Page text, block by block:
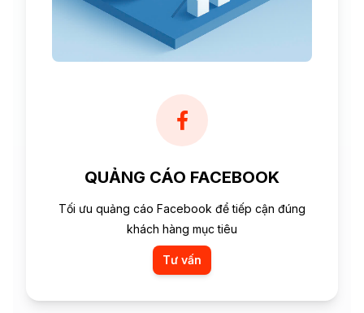
QUẢNG CÁO FACEBOOK
Tối ưu quảng cáo Facebook để tiếp cận đúng
khách hàng mục tiêu
Tư vấn